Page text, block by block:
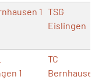
1 TSG
Eislingen
1
TC
Bernhausen